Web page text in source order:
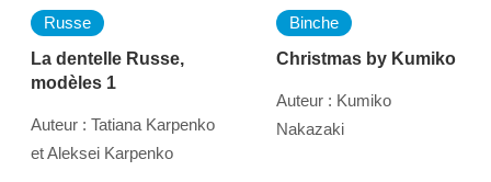
Russe
La dentelle Russe,
modèles 1
Auteur : Tatiana Karpenko
et Aleksei Karpenko
Binche
Christmas by Kumiko
Auteur : Kumiko
Nakazaki